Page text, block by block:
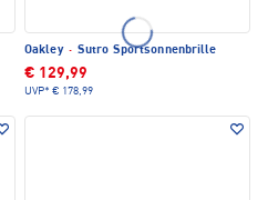
Oakley · Sutro Sportsonnenbrille
€ 129,99
UVP* € 178,99